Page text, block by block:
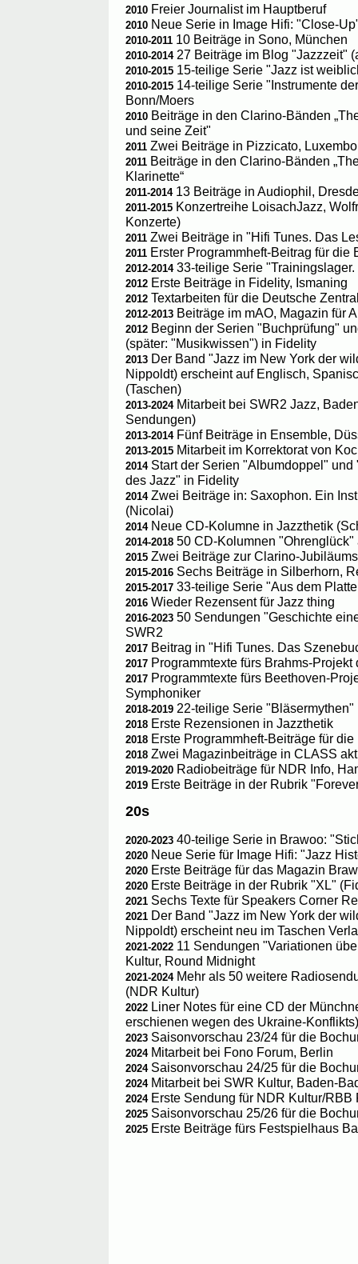
2010 Freier Journalist im Hauptberuf
2010 Neue Serie in Image Hifi: "Close-
2010-2011 10 Beiträge in Sono, München
2010-201427 Beiträge im Blog "Jazzzeit"
2010-2015 15-teilige Serie "Jazz ist
2010-2015 14-teilige Serie "Instrumente
Bonn/Moers
2010 Beiträge in den Clarino-Bänden
und seine Zeit"
2011 Zwei Beiträge in Pizzicato,
2011 Beiträge in den Clarino-Bänden
Klarinette“
2011-201413 Beiträge in Audiophil,
2011-2015 Konzertreihe LoisachJazz,
Konzerte)
2011 Zwei Beiträge in "Hifi Tunes. Das
2011 Erster Programmheft-Beitrag für die
2012-201433-teilige Serie
2012 Erste Beiträge in Fidelity, Ismaning
2012 Textarbeiten für die Deutsche
2012-2013 Beiträge im mAO, Magazin für
2012 Beginn der Serien "Buchprüfung"
(später: "Musikwissen") in Fidelity
2013 Der Band "Jazz im New York der
Nippoldt) erscheint auf Englisch,
(Taschen)
2013-2024Mitarbeit bei SWR2 Jazz,
Sendungen)
2013-2014Fünf Beiträge in Ensemble,
2013-2015 Mitarbeit im Korrektorat von
2014Start der Serien "Albumdoppel" und
des Jazz" in Fidelity
2014Zwei Beiträge in: Saxophon. Ein
(Nicolai)
2014Neue CD-Kolumne in Jazzthetik
2014-2018 50 CD-Kolumnen "Ohrenglück"
2015 Zwei Beiträge zur Clarino-
2015-2016 Sechs Beiträge in Silberhorn,
2015-2017 33-teilige Serie "Aus dem
2016 Wieder Rezensent für Jazz thing
2016-2023 50 Sendungen "Geschichte
SWR2
2017 Beitrag in "Hifi Tunes. Das
2017 Programmtexte fürs Brahms-
2017 Programmtexte fürs Beethoven-
Symphoniker
2018-2019 22-teilige Serie "Bläsermythen"
2018 Erste Rezensionen in Jazzthetik
2018 Erste Programmheft-Beiträge für
2018 Zwei Magazinbeiträge in CLASS
2019-2020 Radiobeiträge für NDR Info,
2019 Erste Beiträge in der Rubrik
20s
2020-2023 40-teilige Serie in Brawoo:
2020 Neue Serie für Image Hifi: "Jazz
2020 Erste Beiträge für das Magazin
2020 Erste Beiträge in der Rubrik "XL"
2021 Sechs Texte für Speakers Corner
2021 Der Band "Jazz im New York der
Nippoldt) erscheint neu im Taschen
2021-2022 11 Sendungen "Variationen
Kultur, Round Midnight
2021-2024Mehr als 50 weitere
(NDR Kultur)
2022 Liner Notes für eine CD der
erschienen wegen des Ukraine-Konflikts)
2023 Saisonvorschau 23/24 für die
2024Mitarbeit bei Fono Forum, Berlin
2024Saisonvorschau 24/25 für die
2024Mitarbeit bei SWR Kultur, Baden-
2024Erste Sendung für NDR Kultur/RBB
2025 Saisonvorschau 25/26 für die
2025 Erste Beiträge fürs Festspielhaus